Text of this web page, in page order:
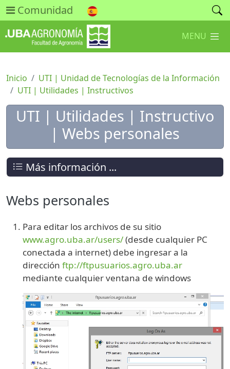
Comunidad
MENU
Inicio
UTI | Unidad de Tecnologías de la Información
UTI | Utilidades | Instructivos
UTI | Utilidades | Instructivo
| Webs personales
Webs personales
Para editar los archivos de su sitio
www.agro.uba.ar/users/(desde cualquier PC
conectada a internet) debe ingresar a la
dirección ftp://ftpusuarios.agro.uba.ar
mediante cualquier ventana de windows
Más información ...